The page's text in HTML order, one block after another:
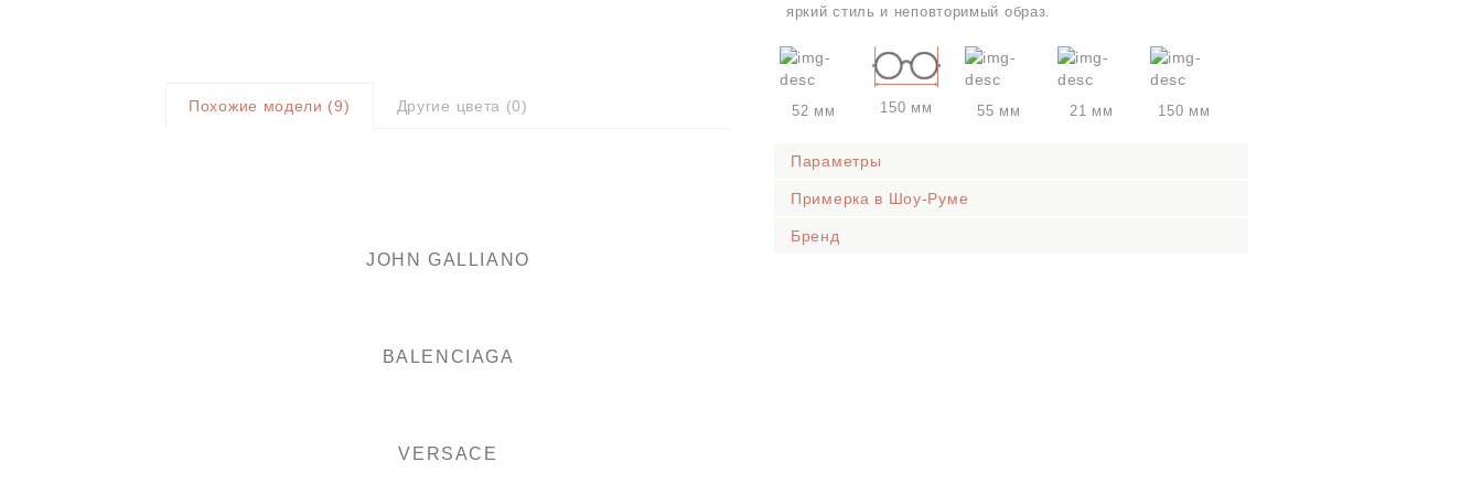
Похожие модели (9) Другие цвета (0)
JOHN GALLIANO
BALENCIAGA
VERSACE
яркий стиль и неповторимый образ.
52 мм 150 мм 55 мм 21 мм 150 мм
Параметры
Примерка в Шоу-Руме
Бренд